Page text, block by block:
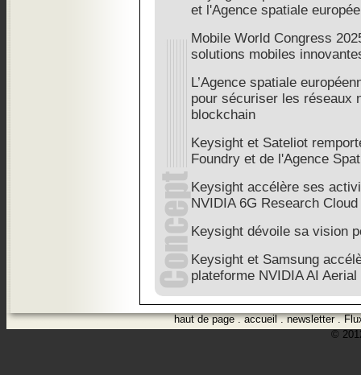
et l'Agence spatiale
Mobile World Congress
solutions mobiles
L’Agence spatiale
pour sécuriser les réseaux
blockchain
Keysight et Sateliot
Foundry et de l'Agence
Keysight accélère ses
NVIDIA 6G Research Cloud
Keysight dévoile sa vision
Keysight et Samsung
plateforme NVIDIA AI Aerial
haut de page.accueil.newsletter.
©